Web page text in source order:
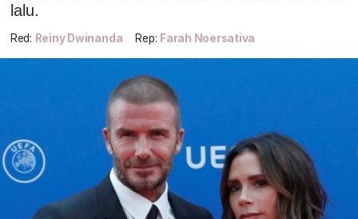
lalu.
Red: Reiny Dwinanda Rep: Farah Noersativa